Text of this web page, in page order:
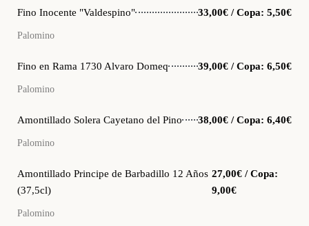
Fino Inocente "Valdespino" 33,00€ / Copa: 5,50€
Palomino
Fino en Rama 1730 Alvaro Domeq 39,00€ / Copa: 6,50€
Palomino
Amontillado Solera Cayetano del Pino 38,00€ / Copa: 6,40€
Palomino
Amontillado Principe de Barbadillo 12 Años
(37,5cl)
27,00€ / Copa:
9,00€
Palomino